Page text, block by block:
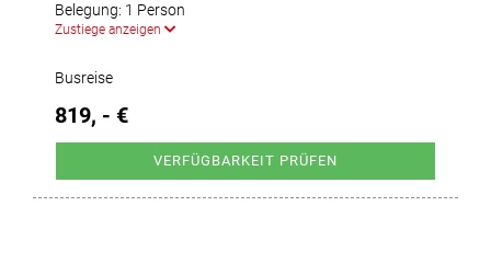
Belegung: 1 Person
Zustiege anzeigen
Busreise
819, - €
VERFÜGBARKEIT PRÜFEN